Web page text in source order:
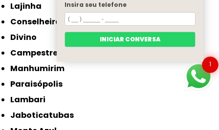
Lajinha
Conselheiro Pena
Divino
Campestre
Manhumirim
Paraisópolis
Lambari
Jaboticatubas
1
Insira seu telefone
INICIAR CONVERSA